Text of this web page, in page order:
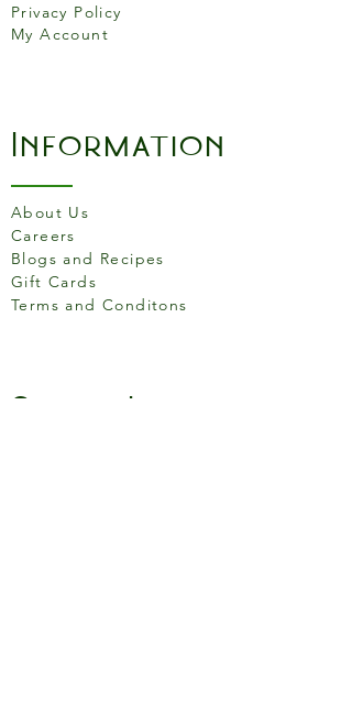
Privacy Policy
My Account
Information
About Us
Careers
Blogs and Recipes
Gift Cards
Terms and Conditons
Store Location